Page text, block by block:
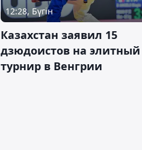
12:28, Бүгін
Казахстан заявил 15
дзюдоистов на элитный
турнир в Венгрии